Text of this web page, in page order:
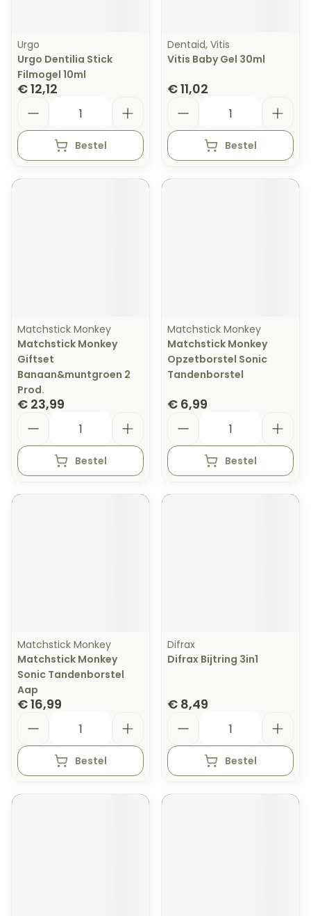
Urgo
Urgo Dentilia Stick
Filmogel 10ml
€ 12,12
Bestel
Dentaid, Vitis
Vitis Baby Gel 30ml
€ 11,02
Bestel
Matchstick Monkey
Matchstick Monkey
Giftset
Banaan&muntgroen 2
Prod.
€ 23,99
Bestel
Matchstick Monkey
Matchstick Monkey
Opzetborstel Sonic
Tandenborstel
€ 6,99
Bestel
Matchstick Monkey
Matchstick Monkey
Sonic Tandenborstel
Aap
€ 16,99
Bestel
Difrax
Difrax Bijtring 3in1
€ 8,49
Bestel